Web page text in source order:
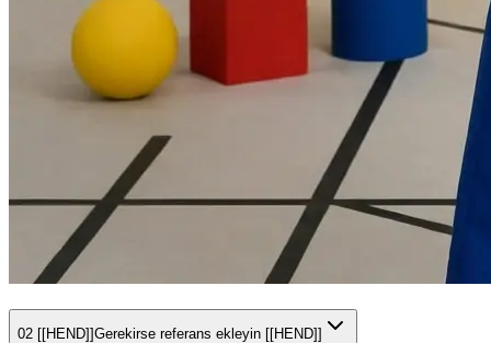
02 [[HEND]]Gerekirse referans ekleyin [[HEND]]